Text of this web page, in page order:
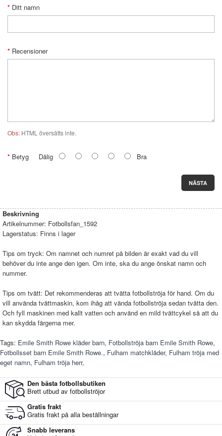
Ditt namn
Recensioner
Obs: HTML översätts inte.
Betyg Dålig Bra
NÄSTA
Beskrivning
Artikelnummer: Fotbollsfan_1592
Lagerstatus: Finns i lager
Tips om tryck: Om namnet och numret på bilden är exakt vad du vill
behöver du inte ange den igen. Om inte, ska du ange önskat namn och
nummer.
Tips om tvätt: Det rekommenderas att tvätta fotbollströja för hand. Om du
vill använda tvättmaskin, kom ihåg att vända fotbollströja sedan tvätta den.
Och fyll maskinen med kallt vatten och använd en mild tvättcykel så att du
kan skydda färgerna mer.
Tags: Emile Smith Rowe kläder barn, Fotbollströja barn Emile Smith Rowe,
Fotbollsset barn Emile Smith Rowe., Fulham matchkläder, Fulham tröja med
eget namn, Fulham tröja herr,
Den bästa fotbollsbutiken
Brett utbud av fotbollströjor
Gratis frakt
Gratis frakt på alla beställningar
Snabb leverans